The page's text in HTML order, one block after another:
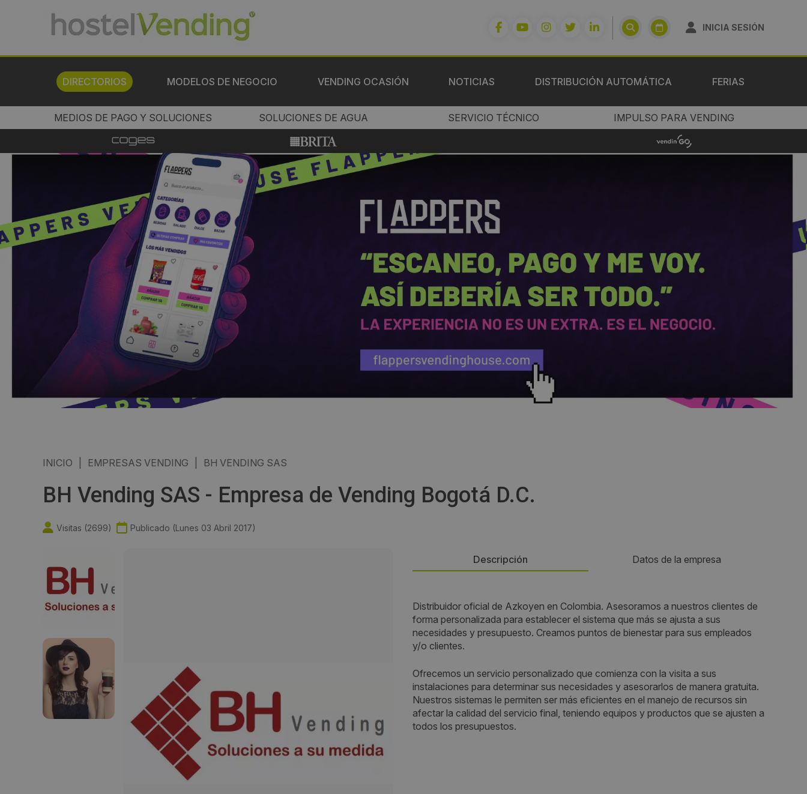
INICIA SESIÓN
DIRECTORIOS MODELOS DE NEGOCIO VENDING OCASIÓN NOTICIAS DISTRIBUCIÓN AUTOMÁTICA FERIAS
MEDIOS DE PAGO Y SOLUCIONES SOLUCIONES DE AGUA SERVICIO TÉCNICO IMPULSO PARA VENDING
INICIO EMPRESAS VENDING BH VENDING SAS
BH Vending SAS - Empresa de Vending Bogotá D.C.
Visitas (2699) Publicado (Lunes 03 Abril 2017)
Descripción Datos de la empresa
Distribuidor oficial de Azkoyen en Colombia. Asesoramos a nuestros clientes de
forma personalizada para establecer el sistema que más se ajusta a sus
necesidades y presupuesto. Creamos puntos de bienestar para sus empleados
y/o clientes.
Ofrecemos un servicio personalizado que comienza con la visita a sus
instalaciones para determinar sus necesidades y asesorarlos de manera gratuita.
Nuestros sistemas le permiten ser más eficientes en el manejo de recursos sin
afectar la calidad del servicio final, teniendo equipos y productos que se ajusten a
todos los presupuestos.
Persona de contacto:
Freddy Cruz
Calle 86 # 24 - 14
Localidad:
Bogotá
Teléfono:
3168830374
fcruz@bhvending.com
Web: